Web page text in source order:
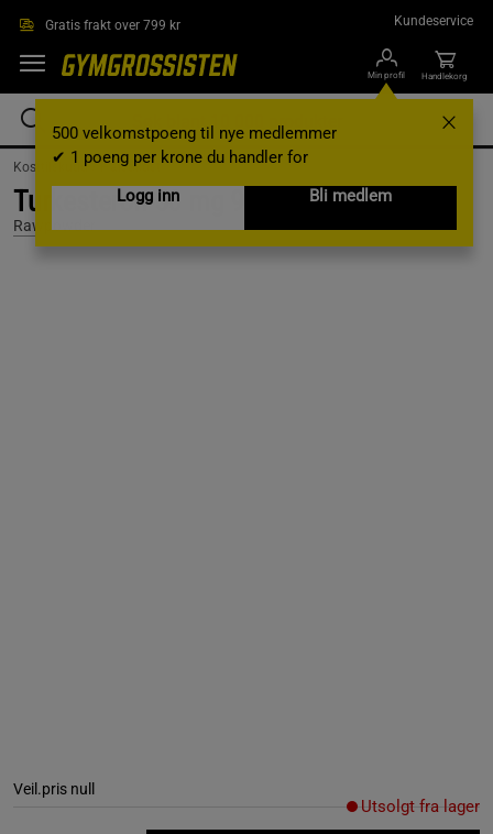
Gratis frakt over 799 kr Kundeservice
Min profil
500 velkomstpoeng til nye medlemmer
✔ 1 poeng per krone du handler for
Logg inn
Bli medlem
Handlekorg
Kosttilskudd / Hälsokost
Turkesteron 50 mg 90 kapslar
Rawpowder
Veil.pris null
Utsolgt fra lager